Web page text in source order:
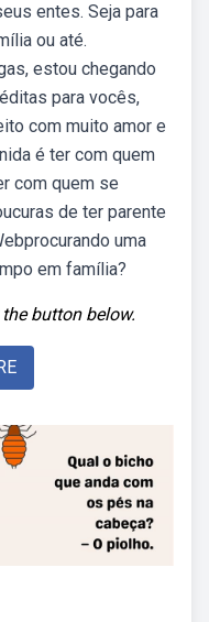
entes. Seja para
ou até.
estou chegando
para vocês,
com muito amor e
é ter com quem
com quem se
de ter parente
uma
em família?
button below.